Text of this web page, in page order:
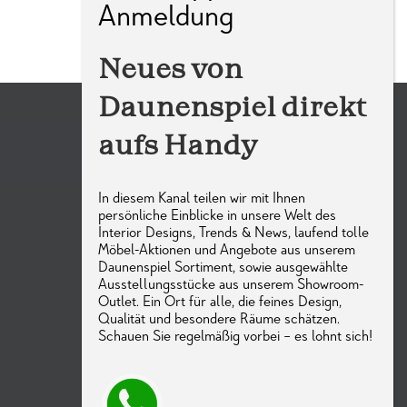
Kontakt
WhatsAPP Newsletter
Mail Newsletter
Neues von
Daunenspiel direkt
aufs Handy
In diesem Kanal teilen wir mit Ihnen
persönliche Einblicke in unsere Welt des
Interior Designs, Trends & News, laufend tolle
Möbel-Aktionen und Angebote aus unserem
Daunenspiel Sortiment, sowie ausgewählte
Ausstellungsstücke aus unserem Showroom-
Outlet. Ein Ort für alle, die feines Design,
Qualität und besondere Räume schätzen.
Schauen Sie regelmäßig vorbei – es lohnt sich!